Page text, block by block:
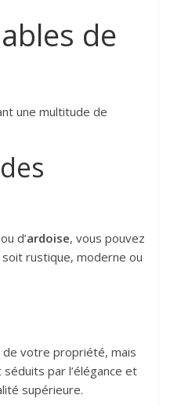
de
une multitude de
ou d’ardoise, vous pouvez
rustique, moderne ou
de votre propriété, mais
par l’élégance et
supérieure.